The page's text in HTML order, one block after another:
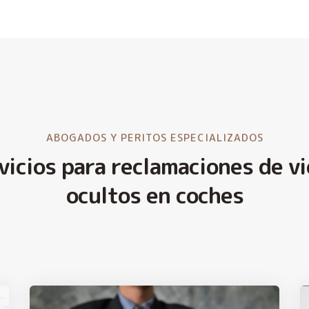
ABOGADOS Y PERITOS ESPECIALIZADOS
para reclamaciones de
ocultos en coches